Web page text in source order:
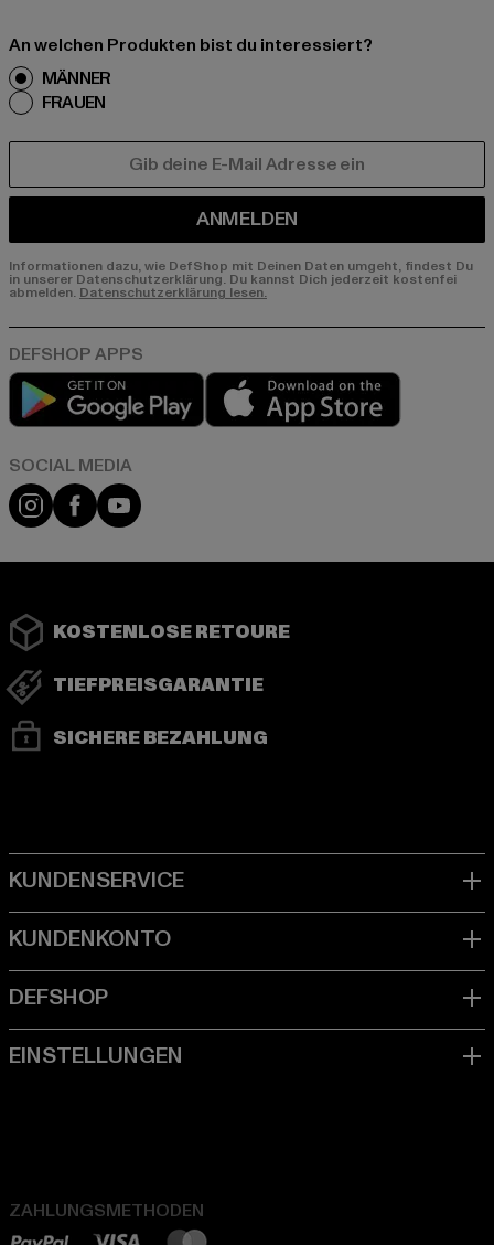
An welchen Produkten bist du interessiert?
MÄNNER
FRAUEN
ANMELDEN
Informationen dazu, wie DefShop mit Deinen Daten umgeht, findest Du
in unserer Datenschutzerklärung. Du kannst Dich jederzeit kostenfei
abmelden. Datenschutzerklärung lesen.
Play market
Instagram
FacebookYouTube
KOSTENLOSE RETOURE
TIEFPREISGARANTIE
SICHERE BEZAHLUNG
ZAHLUNGSMETHODEN